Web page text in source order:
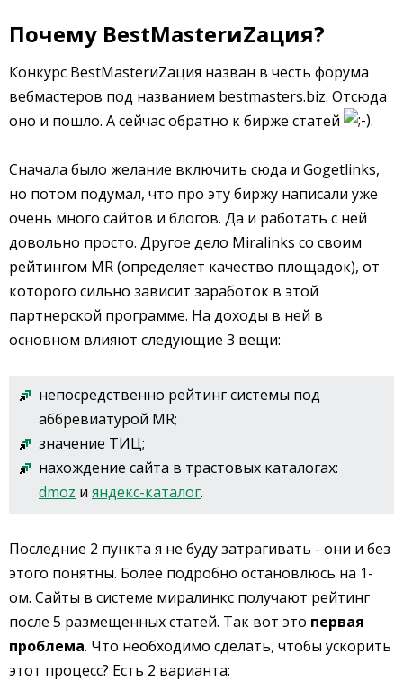
Почему BestMasterиZация?
Конкурс BestMasterиZация назван в честь форума
вебмастеров под названием bestmasters.biz. Отсюда
оно и пошло. А сейчас обратно к бирже статей
.
Сначала было желание включить сюда и Gogetlinks,
но потом подумал, что про эту биржу написали уже
очень много сайтов и блогов. Да и работать с ней
довольно просто. Другое дело Miralinks со своим
рейтингом MR (определяет качество площадок), от
которого сильно зависит заработок в этой
партнерской программе. На доходы в ней в
основном влияют следующие 3 вещи:
непосредственно рейтинг системы под
аббревиатурой MR;
значение ТИЦ;
нахождение сайта в трастовых каталогах:
dmoz и яндекс-каталог.
Последние 2 пункта я не буду затрагивать - они и без
этого понятны. Более подробно остановлюсь на 1-
ом. Сайты в системе миралинкс получают рейтинг
после 5 размещенных статей. Так вот это первая
проблема. Что необходимо сделать, чтобы ускорить
этот процесс? Есть 2 варианта: